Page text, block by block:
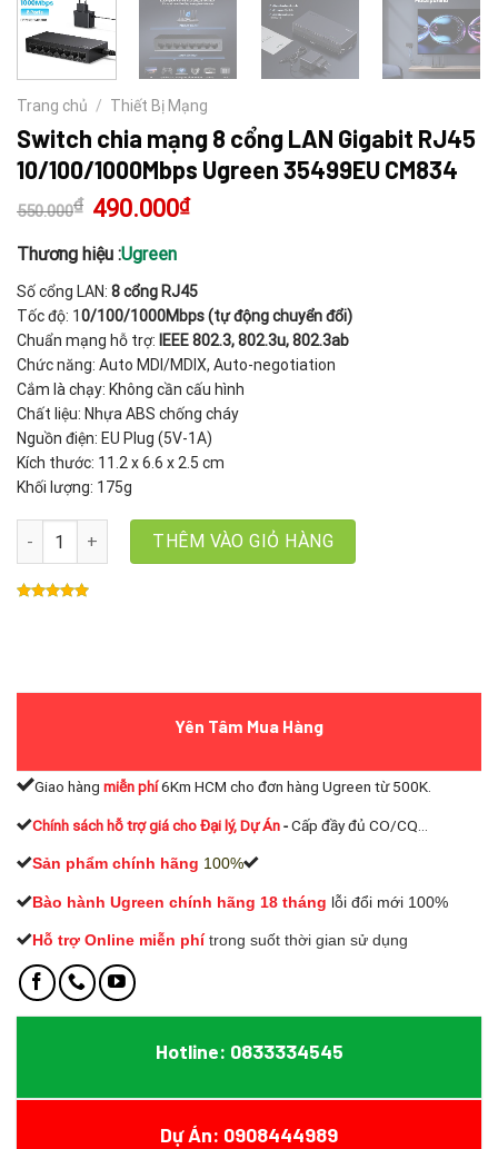
Trang chủ / Thiết Bị Mạng
Switch chia mạng 8 cổng LAN Gigabit RJ45
10/100/1000Mbps Ugreen 35499EU CM834
550.000₫
Giá
gốc
550.000₫.
490.000₫Giá
hiện
Thương hiệu :Ugreen
Số cổng LAN: 8 cổng RJ45
Tốc độ: 10/100/1000Mbps (tự động chuyển đổi)
Chuẩn mạng hỗ trợ: IEEE 802.3, 802.3u, 802.3ab
Chức năng: Auto MDI/MDIX, Auto-negotiation
Cắm là chạy: Không cần cấu hình
Chất liệu: Nhựa ABS chống cháy
Nguồn điện: EU Plug (5V-1A)
Kích thước: 11.2 x 6.6 x 2.5 cm
Khối lượng: 175g
Switch chia mạng 8 cổng LAN Gigabit RJ45 10/100/1000Mbps
THÊM VÀO GIỎ HÀNG
Yên Tâm Mua Hàng
Giao hàng miễn phí6Km HCM cho đơn hàng Ugreen từ 500K.
Chính sách hỗ trợ giá cho Đại lý, Dự Án-Cấp đầy đủ CO/CQ...
Sản phẩm chính hãng 100%
Bào hành Ugreen chính hãng 18 tháng lỗi đổi mới 100%
Hỗ trợ Online miễn phí trong suốt thời gian sử dụng
Hotline: 0833334545
Dự Án: 0908444989